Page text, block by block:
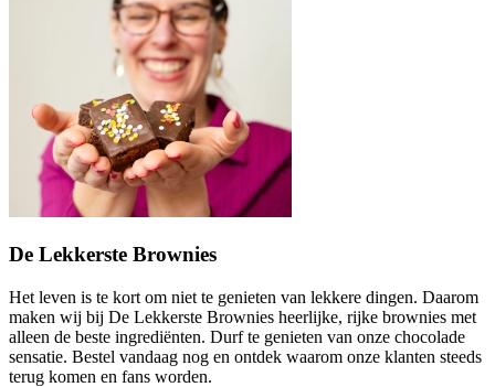
De Lekkerste Brownies
Het leven is te kort om niet te genieten van lekkere dingen. Daarom
maken wij bij De Lekkerste Brownies heerlijke, rijke brownies met
alleen de beste ingrediënten. Durf te genieten van onze chocolade
sensatie. Bestel vandaag nog en ontdek waarom onze klanten steeds
terug komen en fans worden.